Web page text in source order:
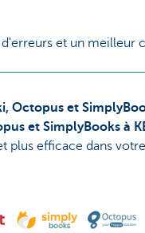
et un meilleur
Octopus et
et SimplyBooks à
plus efficace dans